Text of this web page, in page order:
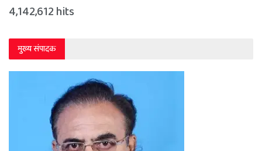
4,142,612 hits
मुख्य संपादक